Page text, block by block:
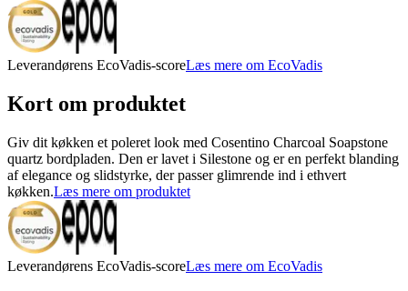
Leverandørens EcoVadis-scoreLæs mere om EcoVadis
Kort om produktet
Giv dit køkken et poleret look med Cosentino Charcoal Soapstone
quartz bordpladen. Den er lavet i Silestone og er en perfekt blanding
af elegance og slidstyrke, der passer glimrende ind i ethvert
køkken.Læs mere om produktet
Leverandørens EcoVadis-scoreLæs mere om EcoVadis